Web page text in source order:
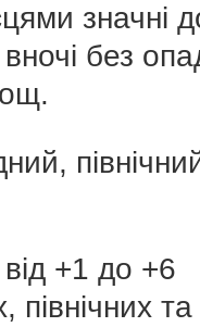
значні
без
+1 до +6
північних та